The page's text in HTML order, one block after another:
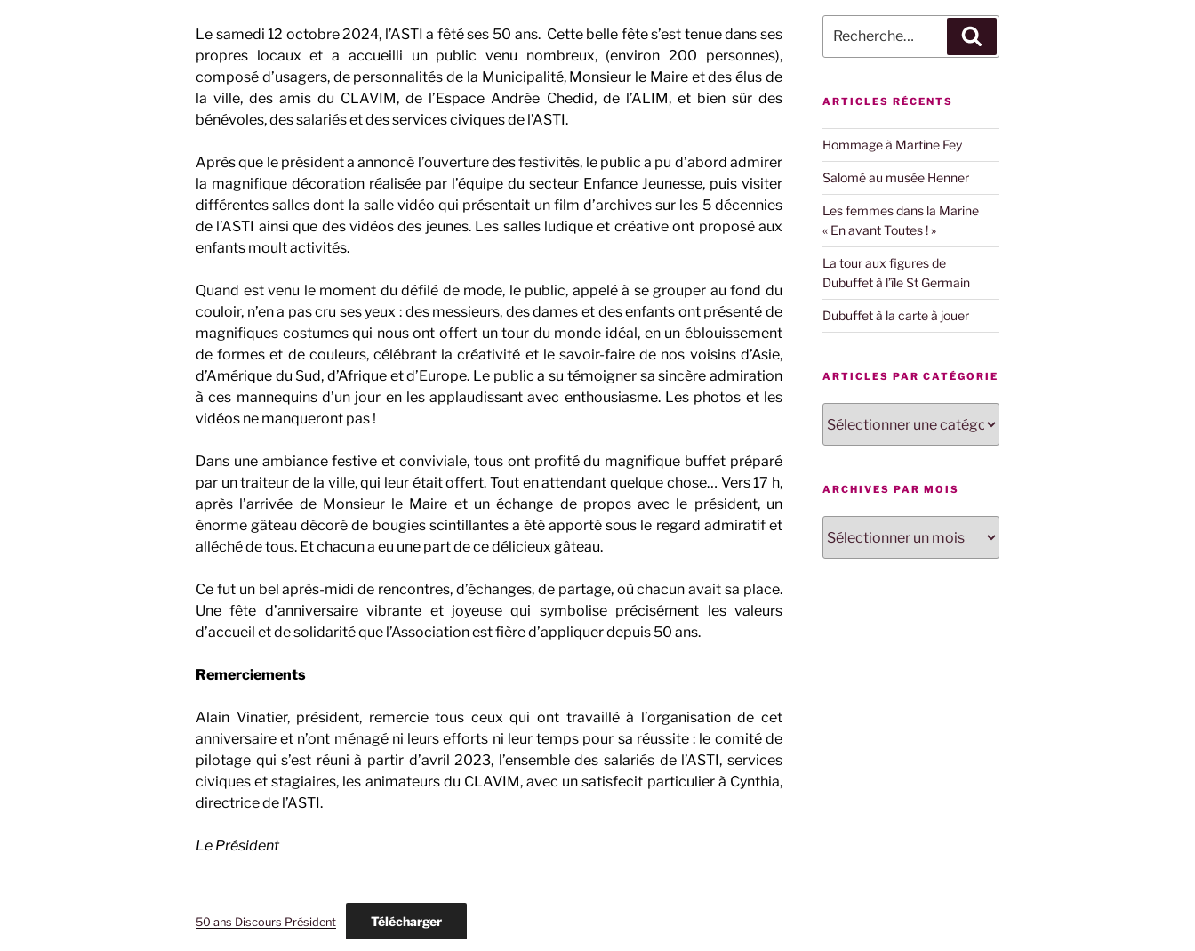
Le samedi 12 octobre 2024, l’ASTI a fêté ses 50 ans. Cette belle fête s’est tenue dans ses
propres locaux et a accueilli un public venu nombreux, (environ 200 personnes),
composé d’usagers, de personnalités de la Municipalité, Monsieur le Maire et des élus de
la ville, des amis du CLAVIM, de l’Espace Andrée Chedid, de l’ALIM, et bien sûr des
bénévoles, des salariés et des services civiques de l’ASTI.
Après que le président a annoncé l’ouverture des festivités, le public a pu d’abord admirer
la magnifique décoration réalisée par l’équipe du secteur Enfance Jeunesse, puis visiter
différentes salles dont la salle vidéo qui présentait un film d’archives sur les 5 décennies
de l’ASTI ainsi que des vidéos des jeunes. Les salles ludique et créative ont proposé aux
enfants moult activités.
Quand est venu le moment du défilé de mode, le public, appelé à se grouper au fond du
couloir, n’en a pas cru ses yeux : des messieurs, des dames et des enfants ont présenté de
magnifiques costumes qui nous ont offert un tour du monde idéal, en un éblouissement
de formes et de couleurs, célébrant la créativité et le savoir-faire de nos voisins d’Asie,
d’Amérique du Sud, d’Afrique et d’Europe. Le public a su témoigner sa sincère admiration
à ces mannequins d’un jour en les applaudissant avec enthousiasme. Les photos et les
vidéos ne manqueront pas !
Dans une ambiance festive et conviviale, tous ont profité du magnifique buffet préparé
par un traiteur de la ville, qui leur était offert. Tout en attendant quelque chose… Vers 17 h,
après l’arrivée de Monsieur le Maire et un échange de propos avec le président, un
énorme gâteau décoré de bougies scintillantes a été apporté sous le regard admiratif et
alléché de tous. Et chacun a eu une part de ce délicieux gâteau.
Ce fut un bel après-midi de rencontres, d’échanges, de partage, où chacun avait sa place.
Une fête d’anniversaire vibrante et joyeuse qui symbolise précisément les valeurs
d’accueil et de solidarité que l’Association est fière d’appliquer depuis 50 ans.
Remerciements
Alain Vinatier, président, remercie tous ceux qui ont travaillé à l’organisation de cet
anniversaire et n’ont ménagé ni leurs efforts ni leur temps pour sa réussite : le comité de
pilotage qui s’est réuni à partir d’avril 2023, l’ensemble des salariés de l’ASTI, services
civiques et stagiaires, les animateurs du CLAVIM, avec un satisfecit particulier à Cynthia,
directrice de l’ASTI.
Le Président
50 ans Discours Président Télécharger
pour
:
ARTICLES RÉCENTS
Hommage à Martine Fey
Salomé au musée Henner
Les femmes dans la Marine
« En avant Toutes ! »
La tour aux figures de
Dubuffet à l’île St Germain
Dubuffet à la carte à jouer
ARTICLES PAR CATÉGORIE
par
catégorie
ARCHIVES PAR MOIS
par
mois